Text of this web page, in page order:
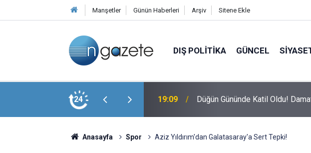
Manşetler Günün Haberleri Arşiv Sitene Ekle
DIŞ POLITIKA GÜNCEL
24
Net Mesaj: Yaptığınız Yanınıza
19:09 Düğün Gününde Katil Oldu!
Anasayfa Spor Aziz Yıldırım'dan Galatasaray'a Sert Tepki!